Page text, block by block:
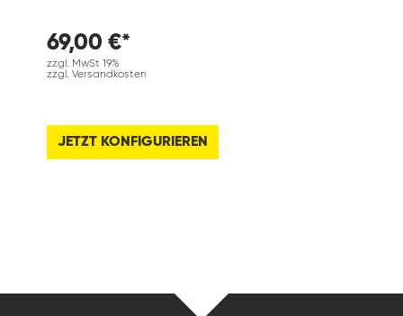
69,00 €*
zzgl. MwSt 19%
zzgl. Versandkosten
JETZT KONFIGURIEREN